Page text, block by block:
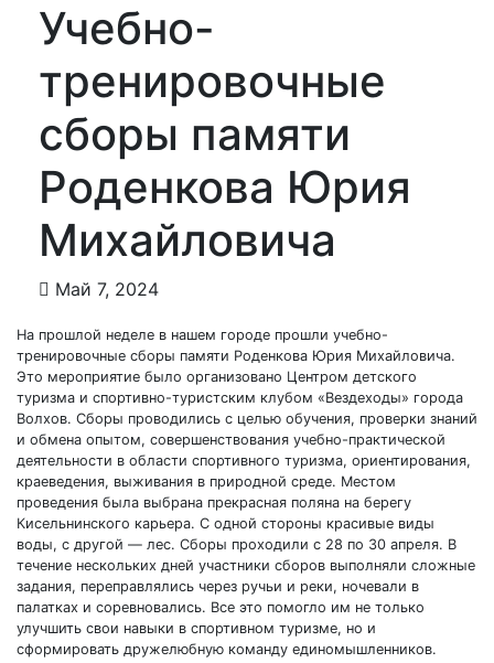
Учебно-
тренировочные
сборы памяти
Роденкова Юрия
Михайловича
Май 7, 2024
На прошлой неделе в нашем городе прошли учебно-
тренировочные сборы памяти Роденкова Юрия Михайловича.
Это мероприятие было организовано Центром детского
туризма и спортивно-туристским клубом «Вездеходы» города
Волхов. Сборы проводились с целью обучения, проверки знаний
и обмена опытом, совершенствования учебно-практической
деятельности в области спортивного туризма, ориентирования,
краеведения, выживания в природной среде. Местом
проведения была выбрана прекрасная поляна на берегу
Кисельнинского карьера. С одной стороны красивые виды
воды, с другой — лес. Сборы проходили с 28 по 30 апреля. В
течение нескольких дней участники сборов выполняли сложные
задания, переправлялись через ручьи и реки, ночевали в
палатках и соревновались. Все это помогло им не только
улучшить свои навыки в спортивном туризме, но и
сформировать дружелюбную команду единомышленников.